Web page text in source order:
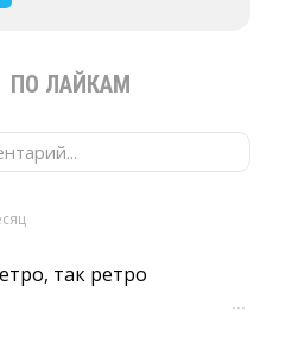
ПО ЛАЙКАМ
так ретро
···